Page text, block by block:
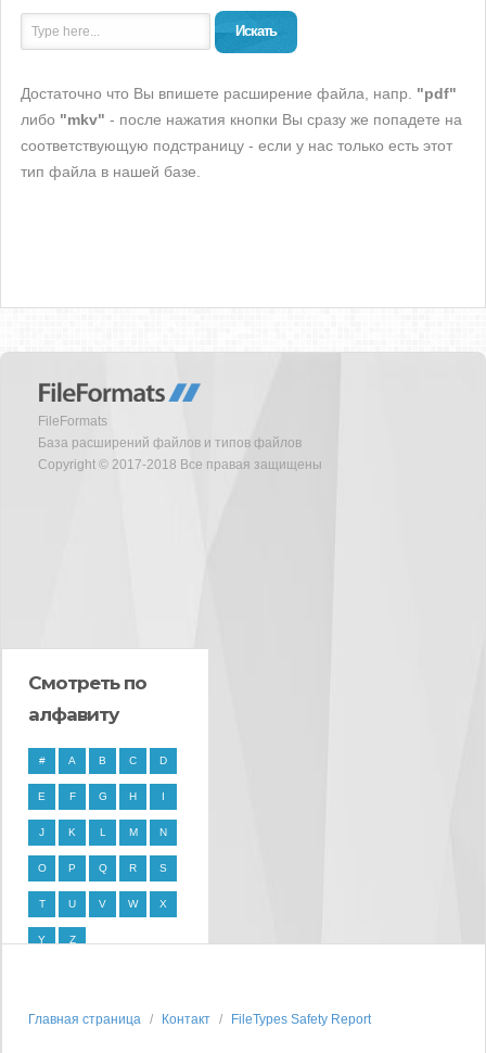
Искать
Достаточно что Вы впишете расширение файла, напр. "pdf"
либо "mkv" - после нажатия кнопки Вы сразу же попадете на
соответствующую подстраницу - если у нас только есть этот
тип файла в нашей базе.
FileFormats
База расширений файлов и типов файлов
Copyright © 2017-2018 Все правая защищены
Смотреть по
алфавиту
# A B C D
E F G H I
J K L M N
O P Q R S
T U V W X
Y Z
Главная страница Контакт FileTypes Safety Report